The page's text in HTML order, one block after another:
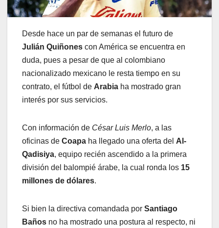
Desde hace un par de semanas el futuro de
Julián Quiñones con América se encuentra en
duda, pues a pesar de que al colombiano
nacionalizado mexicano le resta tiempo en su
contrato, el fútbol de Arabia ha mostrado gran
interés por sus servicios.
Con información de César Luis Merlo, a las
oficinas de Coapa ha llegado una oferta del Al-
Qadisiya, equipo recién ascendido a la primera
división del balompié árabe, la cual ronda los 15
millones de dólares.
Si bien la directiva comandada por Santiago
Baños no ha mostrado una postura al respecto, ni